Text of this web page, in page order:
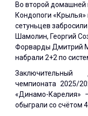
Во второй домашней
Кондопоги
сетуньцев
Шамолин, Георгий
Форварды Дмитрий
набрали 2+2 по
чемпионата 2025/
«Динамо-Карелия»
обыграли со счётом